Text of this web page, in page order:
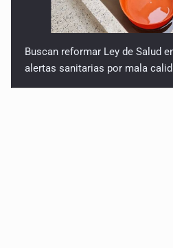
Buscan reformar Ley de Salud
alertas sanitarias por mala